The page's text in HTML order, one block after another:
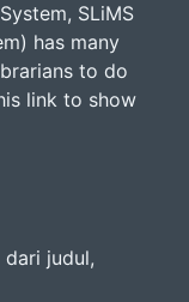
SLiMS
has many
to do
link to show
judul,